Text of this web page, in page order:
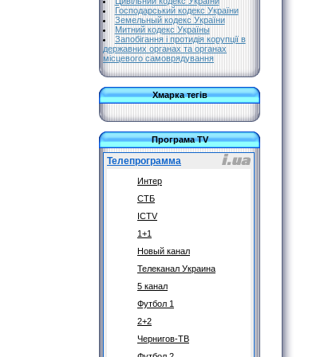
Господарський кодекс України
Земельный кодекс України
Митний кодекс Україны
Запобігання і протидія корупції в
державних органах та органах
місцевого самоврядування
Хмарка тегів
Програма TV
Телепрограмма
Интер
СТБ
ICTV
1+1
Новый канал
Телеканал Украина
5 канал
Футбол 1
2+2
Чернигов-ТВ